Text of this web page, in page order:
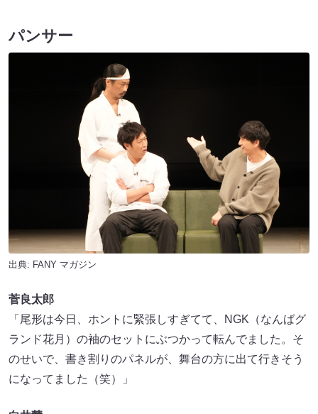
パンサー
出典: FANY マガジン
菅良太郎
「尾形は今日、ホントに緊張しすぎてて、NGK（なんばグ
ランド花月）の袖のセットにぶつかって転んでました。そ
のせいで、書き割りのパネルが、舞台の方に出て行きそう
になってました（笑）」